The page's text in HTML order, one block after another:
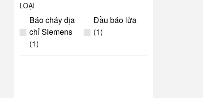
LOẠI
Báo cháy địa
chỉ Siemens
(1)
Đầu báo lửa
(1)